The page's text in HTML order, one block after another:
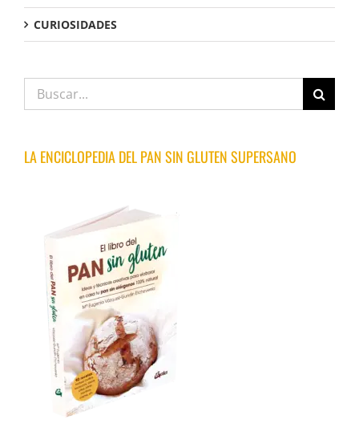
CURIOSIDADES
Buscar:
LA ENCICLOPEDIA DEL PAN SIN GLUTEN SUPERSANO